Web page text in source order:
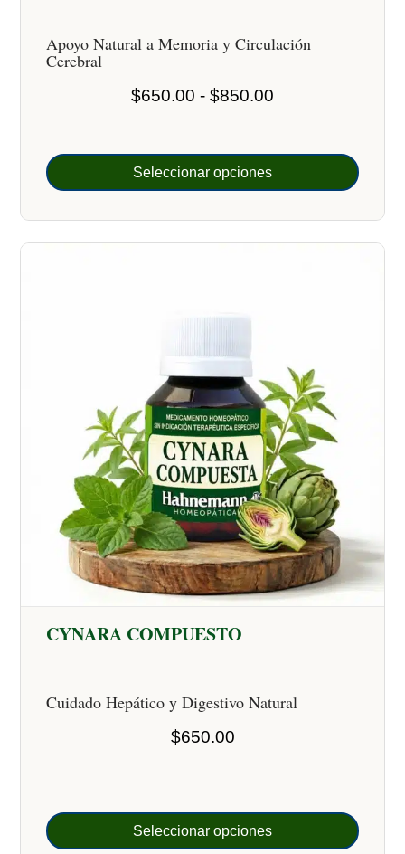
Apoyo Natural a Memoria y Circulación
Cerebral
$650.00 - $850.00
desde
$850.00
Seleccionar opciones
CYNARA COMPUESTO
Cuidado Hepático y Digestivo Natural
$650.00
Seleccionar opciones